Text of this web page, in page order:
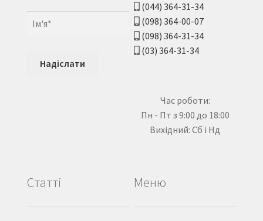
(044) 364-31-34
(098) 364-00-07
(098) 364-31-34
(03) 364-31-34
Час роботи:
Пн - Пт з 9:00 до 18:00
Вихідний: Сб і Нд
Статті Меню